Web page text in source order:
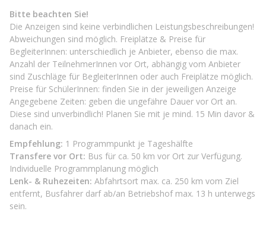
Bitte beachten Sie!
Die Anzeigen sind keine verbindlichen Leistungsbeschreibungen!
Abweichungen sind möglich. Freiplätze & Preise für
BegleiterInnen: unterschiedlich je Anbieter, ebenso die max.
Anzahl der TeilnehmerInnen vor Ort, abhängig vom Anbieter
sind Zuschläge für BegleiterInnen oder auch Freiplätze möglich.
Preise für SchülerInnen: finden Sie in der jeweiligen Anzeige
Angegebene Zeiten: geben die ungefähre Dauer vor Ort an.
Diese sind unverbindlich! Planen Sie mit je mind. 15 Min davor &
danach ein.
Empfehlung: 1 Programmpunkt je Tageshälfte
Transfere vor Ort: Bus für ca. 50 km vor Ort zur Verfügung.
Individuelle Programmplanung möglich
Lenk- & Ruhezeiten: Abfahrtsort max. ca. 250 km vom Ziel
entfernt, Busfahrer darf ab/an Betriebshof max. 13 h unterwegs
sein.